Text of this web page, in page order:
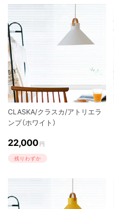
CLASKA/クラスカ/アトリエラ
ンプ（ホワイト）
22,000 円
残りわずか